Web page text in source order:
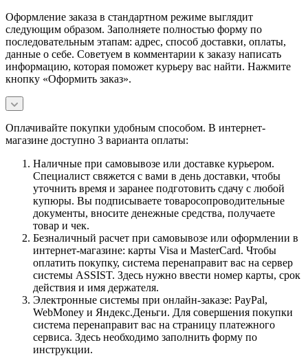
Оформление заказа в стандартном режиме выглядит
следующим образом. Заполняете полностью форму по
последовательным этапам: адрес, способ доставки, оплаты,
данные о себе. Советуем в комментарии к заказу написать
информацию, которая поможет курьеру вас найти. Нажмите
кнопку «Оформить заказ».
Оплачивайте покупки удобным способом. В интернет-
магазине доступно 3 варианта оплаты:
Наличные при самовывозе или доставке курьером.
Специалист свяжется с вами в день доставки, чтобы
уточнить время и заранее подготовить сдачу с любой
купюры. Вы подписываете товаросопроводительные
документы, вносите денежные средства, получаете
товар и чек.
Безналичный расчет при самовывозе или оформлении в
интернет-магазине: карты Visa и MasterCard. Чтобы
оплатить покупку, система перенаправит вас на сервер
системы ASSIST. Здесь нужно ввести номер карты, срок
действия и имя держателя.
Электронные системы при онлайн-заказе: PayPal,
WebMoney и Яндекс.Деньги. Для совершения покупки
система перенаправит вас на страницу платежного
сервиса. Здесь необходимо заполнить форму по
инструкции.